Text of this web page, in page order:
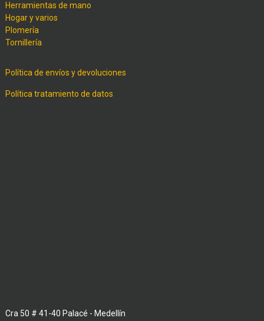
Herramientas de mano
Hogar y varios
Plomería
Tornillería
Política de envíos y devoluciones
Política tratamiento de datos
Cra 50 # 41-40 Palacé - Medellín